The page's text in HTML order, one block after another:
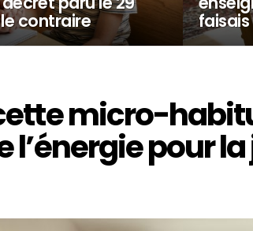
contraire faisais
micro-
l’énergie pour